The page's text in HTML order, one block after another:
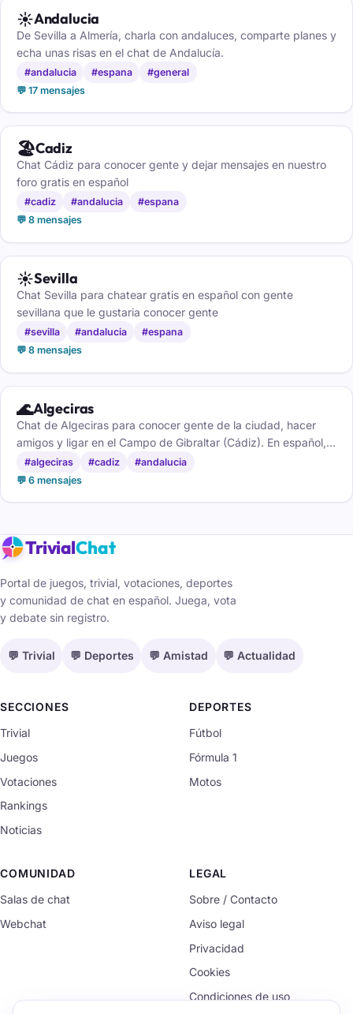
☀️Andalucia
De Sevilla a Almería, charla con andaluces, comparte planes y
echa unas risas en el chat de Andalucía.
#andalucia #espana
#general
💬 17 mensajes
🏖️Cadiz
Chat Cádiz para conocer gente y dejar mensajes en nuestro
foro gratis en español
#cadiz #andalucia
#espana
💬 8 mensajes
☀️Sevilla
Chat Sevilla para chatear gratis en español con gente
sevillana que le gustaria conocer gente
#sevilla #andalucia
#espana
💬 8 mensajes
🌊Algeciras
Chat de Algeciras para conocer gente de la ciudad, hacer
amigos y ligar en el Campo de Gibraltar (Cádiz). En español,
gratis y sin registro.
#algeciras #cadiz
#andalucia
💬 6 mensajes
TrivialChat
Portal de juegos, trivial, votaciones, deportes
y comunidad de chat en español. Juega, vota
y debate sin registro.
💬 Trivial 💬 Deportes 💬 Amistad 💬 Actualidad
SECCIONES
Trivial
Juegos
Votaciones
Rankings
Noticias
DEPORTES
Fútbol
Fórmula 1
Motos
COMUNIDAD
Salas de chat
Webchat
LEGAL
Sobre / Contacto
Aviso legal
Privacidad
Cookies
Condiciones de uso